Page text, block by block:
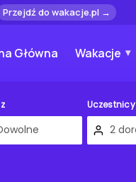
Przejdź do wakacje.pl →
Główna Wakacje
Uczestnicy